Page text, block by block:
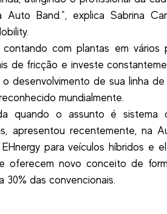
Auto Band.”, explica Sabrina
com plantas em vários
de fricção e investe
desenvolvimento de sua linha
mundialmente.
quando o assunto é sistema
apresentou recentemente, na
para veículos híbridos e
oferecem novo conceito de
30% das convencionais.